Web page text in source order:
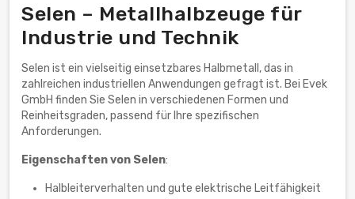
Selen – Metallhalbzeuge für
Industrie und Technik
Selen ist ein vielseitig einsetzbares Halbmetall, das in
zahlreichen industriellen Anwendungen gefragt ist. Bei Evek
GmbH finden Sie Selen in verschiedenen Formen und
Reinheitsgraden, passend für Ihre spezifischen
Anforderungen.
Eigenschaften von Selen:
Halbleiterverhalten und gute elektrische Leitfähigkeit